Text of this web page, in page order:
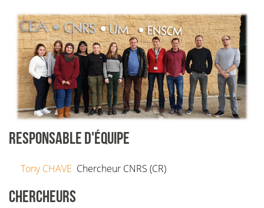
RESPONSABLE D'ÉQUIPE
Tony CHAVE Chercheur CNRS (CR)
CHERCHEURS